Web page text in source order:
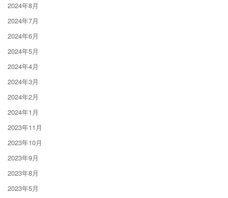
2024年8月
2024年7月
2024年6月
2024年5月
2024年4月
2024年3月
2024年2月
2024年1月
2023年11月
2023年10月
2023年9月
2023年8月
2023年5月